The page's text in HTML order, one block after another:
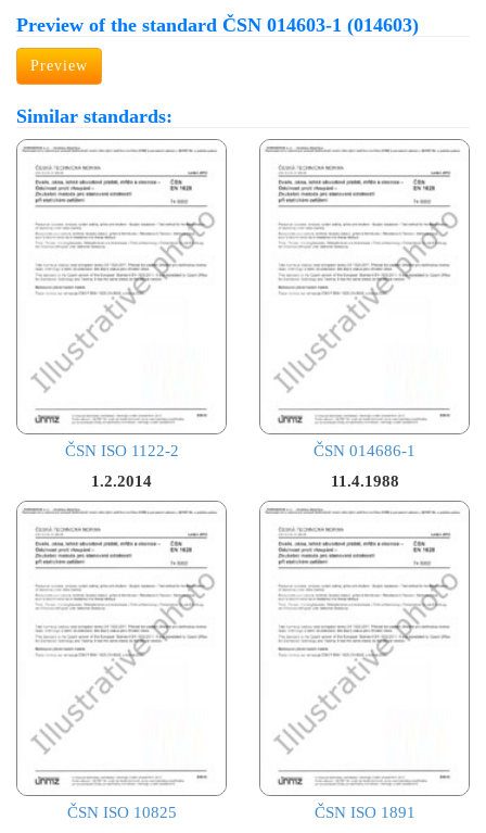
Preview of the standard ČSN 014603-1 (014603)
Preview
Similar standards:
ČSN ISO 1122-2
1.2.2014
ČSN 014686-1
11.4.1988
ČSN ISO 10825
ČSN ISO 1891